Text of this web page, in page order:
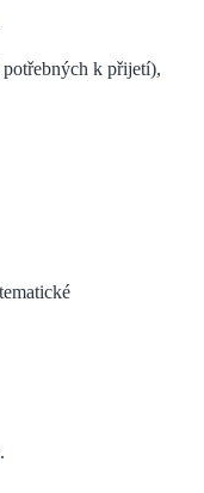
potřebných k přijetí),